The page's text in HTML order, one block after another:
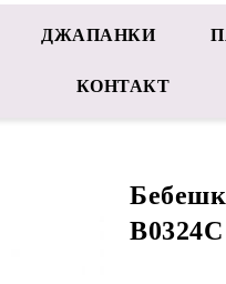
ДЖАПАНКИ
КОНТАКТ